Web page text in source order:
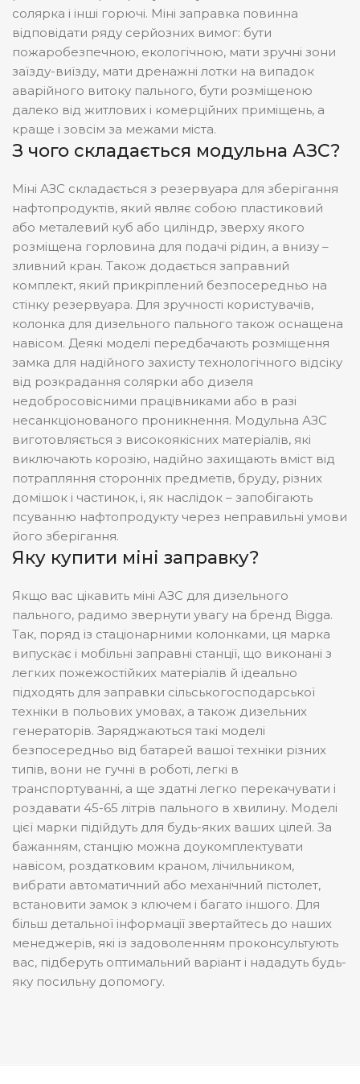
ТИП ПІСТОЛЕТА
Механічний,
Автоматичний
ВИКОНАННЯ АЗС
Металева
пластина
ТИП ЛІЧИЛЬНИКА Електронний
ПОХИБКА ЛІЧИЛЬНИКА
ВИКОНАННЯ АЗС
ТИП ЛІЧИЛЬНИКА
солярка і інші горючі. Міні заправка повинна
відповідати ряду серйозних вимог: бути
пожаробезпечною, екологічною, мати зручні зони
заїзду-виїзду, мати дренажні лотки на випадок
аварійного витоку пального, бути розміщеною
далеко від житлових і комерційних приміщень, а
краще і зовсім за межами міста.
З чого складається модульна АЗС?
Міні АЗС складається з резервуара для зберігання
нафтопродуктів, який являє собою пластиковий
або металевий куб або циліндр, зверху якого
розміщена горловина для подачі рідин, а внизу –
зливний кран. Також додається заправний
комплект, який прикріплений безпосередньо на
стінку резервуара. Для зручності користувачів,
колонка для дизельного пального також оснащена
навісом. Деякі моделі передбачають розміщення
замка для надійного захисту технологічного відсіку
від розкрадання солярки або дизеля
недобросовісними працівниками або в разі
несанкціонованого проникнення. Модульна АЗС
виготовляється з високоякісних матеріалів, які
виключають корозію, надійно захищають вміст від
потрапляння сторонніх предметів, бруду, різних
домішок і частинок, і, як наслідок – запобігають
псуванню нафтопродукту через неправильні умови
його зберігання.
Яку купити міні заправку?
Якщо вас цікавить міні АЗС для дизельного
пального, радимо звернути увагу на бренд Bigga.
Так, поряд із стаціонарними колонками, ця марка
випускає і мобільні заправні станції, що виконані з
легких пожежостійких матеріалів й ідеально
підходять для заправки сільськогосподарської
техніки в польових умовах, а також дизельних
генераторів. Заряджаються такі моделі
безпосередньо від батарей вашої техніки різних
типів, вони не гучні в роботі, легкі в
транспортуванні, а ще здатні легко перекачувати і
роздавати 45-65 літрів пального в хвилину. Моделі
цієї марки підійдуть для будь-яких ваших цілей. За
бажанням, станцію можна доукомплектувати
навісом, роздатковим краном, лічильником,
вибрати автоматичний або механічний пістолет,
встановити замок з ключем і багато іншого. Для
більш детальної інформації звертайтесь до наших
менеджерів, які із задоволенням проконсультують
вас, підберуть оптимальний варіант і нададуть будь-
яку посильну допомогу.